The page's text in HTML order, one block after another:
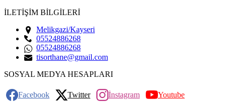
İLETİŞİM BİLGİLERİ
Melikgazi/Kayseri
05524886268
05524886268
tisorthane@gmail.com
SOSYAL MEDYA HESAPLARI
Facebook Twitter İnstagram
Youtube